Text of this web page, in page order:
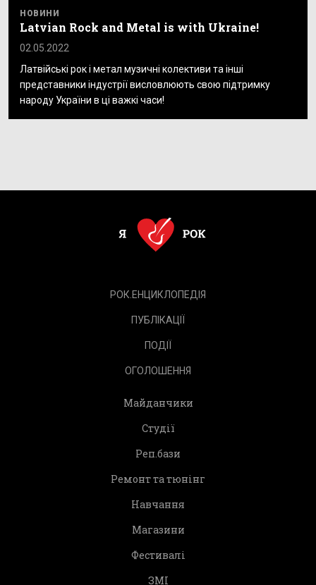
НОВИНИ
Latvian Rock and Metal is with Ukraine!
02.05.2022
Латвійські рок і метал музичні колективи та інші
представники індустрії висловлюють свою підтримку
народу України в ці важкі часи!
РОК.ЕНЦИКЛОПЕДІЯ
ПУБЛІКАЦІЇ
ПОДІЇ
ОГОЛОШЕННЯ
Майданчики
Студії
Реп.бази
Ремонт та тюнінг
Навчання
Магазини
Фестивалі
ЗМІ